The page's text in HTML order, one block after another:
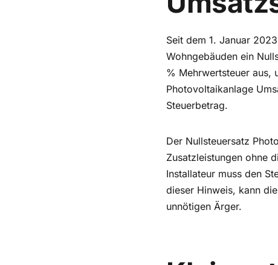
Seit dem 1. Januar
Wohngebäuden ein
% Mehrwertsteuer aus,
Photovoltaikanlage
Steuerbetrag.
Der Nullsteuersatz
Zusatzleistungen ohne
Installateur muss den
dieser Hinweis, kann
unnötigen Ärger.